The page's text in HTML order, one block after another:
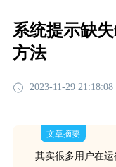
系统提示缺
方法
2023-11-29 21:18:08
文章摘要
其实很多用户在